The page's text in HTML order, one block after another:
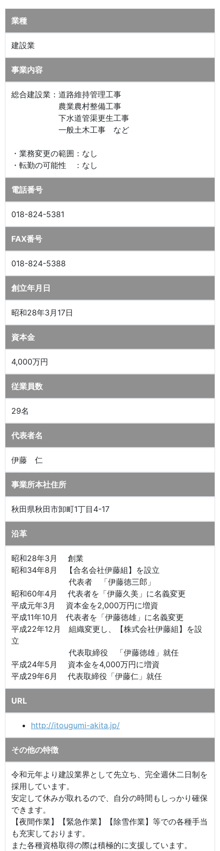
業種
建設業
事業内容
総合建設業：道路維持管理工事
農業農村整備工事
下水道管渠更生工事
一般土木工事 など
・業務変更の範囲：なし
・転勤の可能性 ：なし
電話番号
018-824-5381
FAX番号
018-824-5388
創立年月日
昭和28年3月17日
資本金
4,000万円
従業員数
29名
代表者名
伊藤 仁
事業所本社住所
秋田県秋田市卸町1丁目4-17
沿革
昭和28年3月 創業
昭和34年8月 【合名会社伊藤組】を設立
代表者 「伊藤徳三郎」
昭和60年4月 代表者を「伊藤久美」に名義変更
平成元年3月 資本金を2,000万円に増資
平成11年10月 代表者を「伊藤徳雄」に名義変更
平成22年12月 組織変更し、【株式会社伊藤組】を設
立
代表取締役 「伊藤徳雄」就任
平成24年5月 資本金を4,000万円に増資
平成29年6月 代表取締役「伊藤仁」就任
URL
http://itougumi-akita.jp/
その他の特徴
令和元年より建設業界として先立ち、完全週休二日制を
採用しています。
安定して休みが取れるので、自分の時間もしっかり確保
できます。
【夜間作業】【緊急作業】【除雪作業】等での各種手当
も充実しております。
また各種資格取得の際は積極的に支援しています。